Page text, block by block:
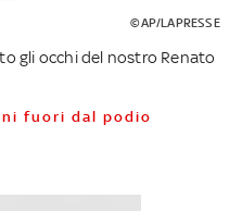
©AP/LAPRESSE
gli occhi del nostro Renato
fuori dal podio